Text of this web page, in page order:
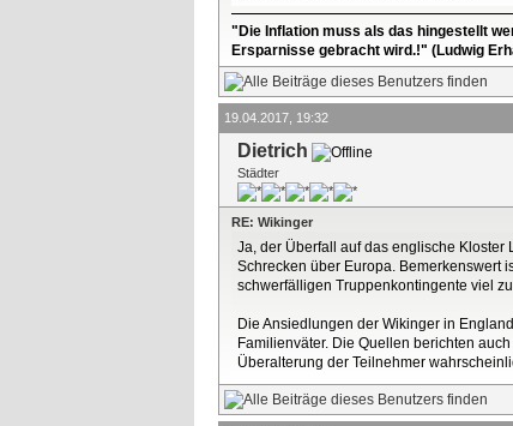
"Die Inflation muss als das hingestellt
Ersparnisse gebracht wird.!" (Ludwig
19.04.2017, 19:32
Dietrich
Städter
RE: Wikinger
Ja, der Überfall auf das englische
Schrecken über Europa. Bemerkenswert
schwerfälligen Truppenkontingente viel
Die Ansiedlungen der Wikinger in
Familienväter. Die Quellen berichten
Überalterung der Teilnehmer